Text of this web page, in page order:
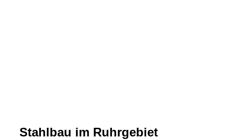
Stahlbau im Ruhrgebiet